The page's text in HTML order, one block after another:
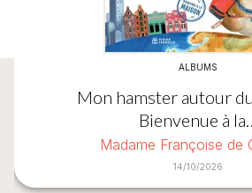
ALBUMS
Mon hamster autour
Bienvenue à
Madame Françoise de
14/10/2026